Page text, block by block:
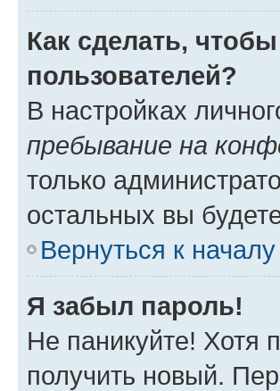
Как сделать,
пользователей?
В настройках
пребывание на
только
остальных вы
Вернуться к началу
Я забыл пароль!
Не паникуйте! Хотя
получить новый.